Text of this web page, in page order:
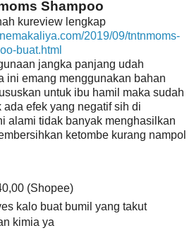
Shampoo
kureview lengkap
2019/09/tntnmoms-
buat.html
jangka panjang udah
ini emang menggunakan bahan
untuk ibu hamil maka sudah
efek yang negatif sih di
alami tidak banyak menghasilkan
ketombe kurang nampol
(Shopee)
kalo buat bumil yang takut
kimia ya